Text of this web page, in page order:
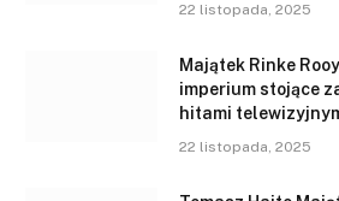
22 listopada, 2025
Majątek Rinke
imperium stojące
hitami
22 listopada, 2025